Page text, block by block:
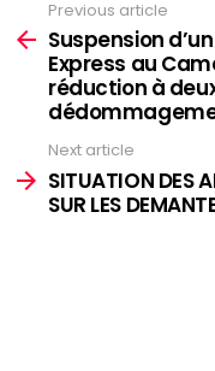
more
Previous article
Suspension
Express au
réduction à
Next article
SITUATION DES
SUR LES